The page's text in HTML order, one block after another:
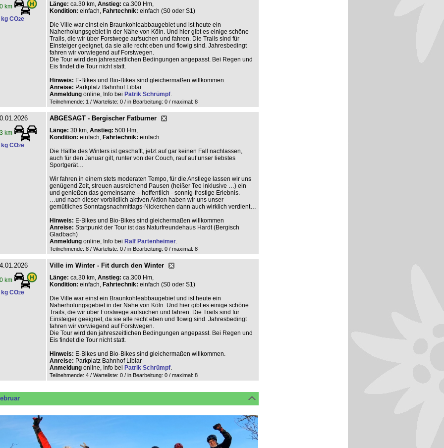
km
CO2e
Länge: ca.30 km, Anstieg: ca.300 Hm,
Kondition: einfach, Fahrtechnik: einfach (S0 oder S1)
Die Ville war einst ein Braunkohleabbaugebiet und ist heute ein
Naherholungsgebiet in der Nähe von Köln. Und hier gibt es einige schöne
Trails, die wir über Forstwege aufsuchen und fahren. Die Trails sind für
Einsteiger geeignet, da sie alle recht eben und flowig sind. Jahresbedingt
fahren wir vorwiegend auf Forstwegen.
Die Tour wird den jahreszeitlichen Bedingungen angepasst. Bei Regen und
Eis findet die Tour nicht statt.
Hinweis: E-Bikes und Bio-Bikes sind gleichermaßen willkommen.
Anreise: Parkplatz Bahnhof Liblar
Anmeldungonline, Info bei Patrik Schrümpf.
Teilnehmende: 1 / Warteliste: 0 / in Bearbeitung: 0 / maximal: 8
km
CO2e
ABGESAGT - Bergischer Fatburner
Länge: 30 km, Anstieg: 500 Hm,
Kondition: einfach, Fahrtechnik: einfach
Die Hälfte des Winters ist geschafft, jetzt auf gar keinen Fall nachlassen,
auch für den Januar gilt, runter von der Couch, rauf auf unser liebstes
Sportgerät…
Wir fahren in einem stets moderaten Tempo, für die Anstiege lassen wir uns
genügend Zeit, streuen ausreichend Pausen (heißer Tee inklusive …) ein
und genießen das gemeinsame – hoffentlich - sonnig-frostige Erlebnis.
…und nach dieser vorbildlich aktiven Aktion haben wir uns unser
gemütliches Sonntagsnachmittags-Nickerchen dann auch wirklich verdient…
Hinweis: E-Bikes und Bio-Bikes sind gleichermaßen willkommen
Anreise: Startpunkt der Tour ist das Naturfreundehaus Hardt (Bergisch
Gladbach)
Anmeldungonline, Info bei Ralf Partenheimer.
Teilnehmende: 8 / Warteliste: 0 / in Bearbeitung: 0 / maximal: 8
km
CO2e
Ville im Winter - Fit durch den Winter
Länge: ca.30 km, Anstieg: ca.300 Hm,
Kondition: einfach, Fahrtechnik: einfach (S0 oder S1)
Die Ville war einst ein Braunkohleabbaugebiet und ist heute ein
Naherholungsgebiet in der Nähe von Köln. Und hier gibt es einige schöne
Trails, die wir über Forstwege aufsuchen und fahren. Die Trails sind für
Einsteiger geeignet, da sie alle recht eben und flowig sind. Jahresbedingt
fahren wir vorwiegend auf Forstwegen.
Die Tour wird den jahreszeitlichen Bedingungen angepasst. Bei Regen und
Eis findet die Tour nicht statt.
Hinweis: E-Bikes und Bio-Bikes sind gleichermaßen willkommen.
Anreise: Parkplatz Bahnhof Liblar
Anmeldungonline, Info bei Patrik Schrümpf.
Teilnehmende: 4 / Warteliste: 0 / in Bearbeitung: 0 / maximal: 8